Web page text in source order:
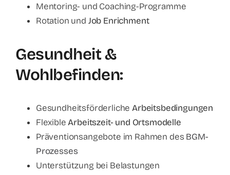
Mentoring- und Coaching-Programme
Rotation und Job Enrichment
Gesundheit &
Wohlbefinden:
GesundheitsförderlicheArbeitsbedingungen
FlexibleArbeitszeit- und Ortsmodelle
Präventionsangebote im Rahmen des BGM-
Prozesses
Unterstützung bei Belastungen